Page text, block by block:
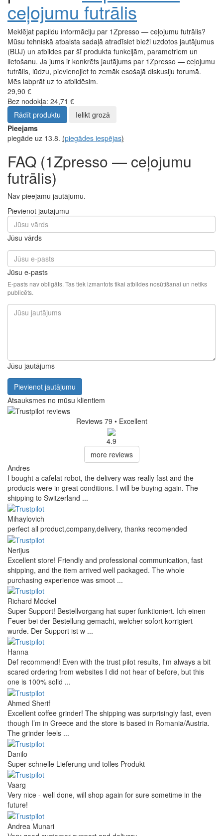
ceļojumu futrālis
Meklējat papildu informāciju par 1Zpresso — ceļojumu futrālis?
Mūsu tehniskā atbalsta sadaļā atradīsiet bieži uzdotos jautājumus
(BUJ) un atbildes par šī produkta funkcijām, parametriem un
lietošanu. Ja jums ir konkrēts jautājums par 1Zpresso — ceļojumu
futrālis, lūdzu, pievienojiet to zemāk esošajā diskusiju forumā.
Mēs labprāt uz to atbildēsim.
29,90 €
Bez nodokļa: 24,71 €
Rādīt produktu
Ielikt grozā
Pieejams
piegāde uz 13.8. (piegādes iespējas)
FAQ (1Zpresso — ceļojumu
futrālis)
Nav pieejamu jautājumu.
Pievienot jautājumu
Jūsu vārds
Jūsu e-pasts
E-pasts nav obligāts. Tas tiek izmantots tikai atbildes nosūtīšanai un netiks
publicēts.
Jūsu jautājums
Pievienot jautājumu
Atsauksmes no mūsu klientiem
Reviews 79 • Excellent
4.9
more reviews
Andres
I bought a cafelat robot, the delivery was really fast and the
products were in great conditions. I will be buying again. The
shipping to Switzerland ...
Mihaylovich
perfect all product,company,delivery, thanks recomended
Nerijus
Excellent store! Friendly and professional communication, fast
shipping, and the item arrived well packaged. The whole
purchasing experience was smoot ...
Richard Möckel
Super Support! Bestellvorgang hat super funktioniert. Ich einen
Feuer bei der Bestellung gemacht, welcher sofort korrigiert
wurde. Der Support ist w ...
Hanna
Def recommend! Even with the trust pilot results, I'm always a bit
scared ordering from websites I did not hear of before, but this
one is 100% solid ...
Ahmed Sherif
Excellent coffee grinder! The shipping was surprisingly fast, even
though I’m in Greece and the store is based in Romania/Austria.
The grinder feels ...
Danilo
Super schnelle Lieferung und tolles Produkt
Vaarg
Very nice - well done, will shop again for sure sometime in the
future!
Andrea Munari